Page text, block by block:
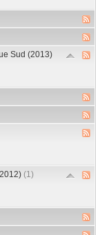
Sud (2013)
(1)